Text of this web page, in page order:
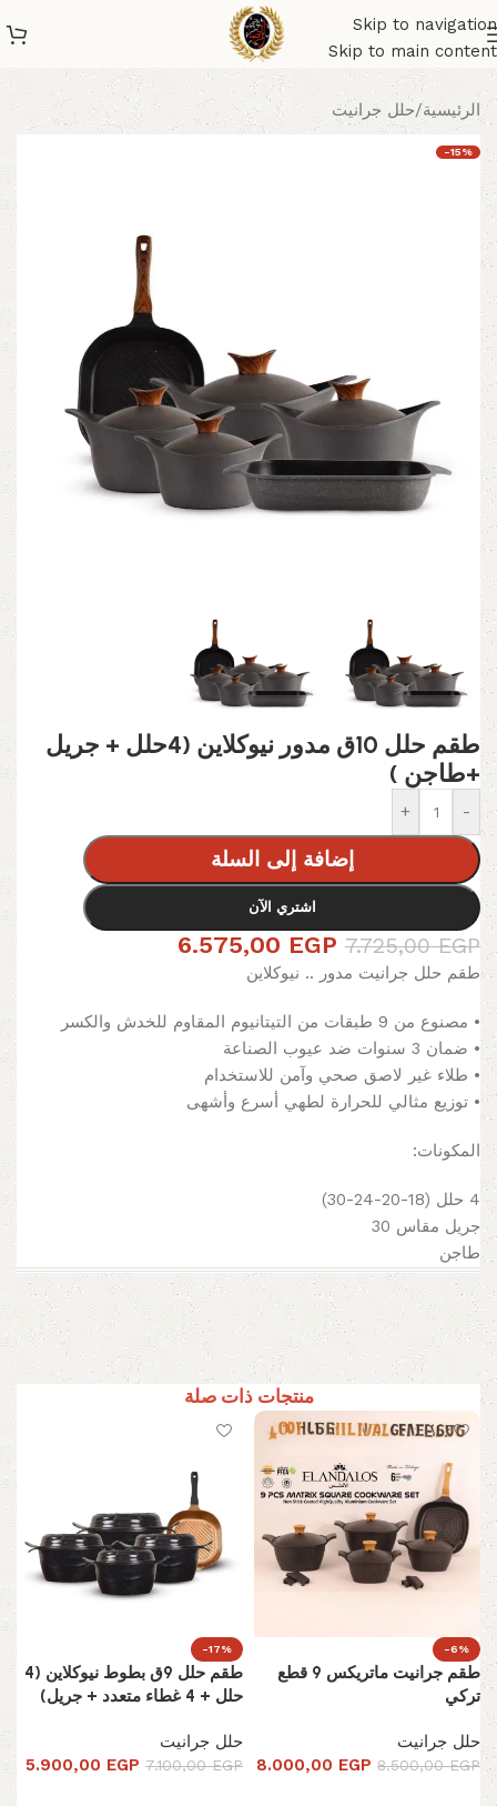
Skip to navigation
Skip to main content
الرئيسية/حلل جرانيت
-15%
طقم حلل 10ق مدور نيوكلاين (4حلل + جريل
+طاجن )
-
+
إضافة إلى السلة
اشتري الآن
7.725,00EGP
6.575,00 EGP
طقم حلل جرانيت مدور .. نيوكلاين
• مصنوع من 9 طبقات من التيتانيوم المقاوم للخدش والكسر
• ضمان 3 سنوات ضد عيوب الصناعة
• طلاء غير لاصق صحي وآمن للاستخدام
• توزيع مثالي للحرارة لطهي أسرع وأشهى
المكونات:
4 حلل (18-20-24-30)
جريل مقاس 30
طاجن
منتجات ذات صلة
-6%
طقم جرانيت ماتريكس 9 قطع
تركي
حلل جرانيت
8.500,00EGP
8.000,00 EGP
-17%
طقم حلل 9ق بطوط نيوكلاين (4
حلل + 4 غطاء متعدد + جريل)
حلل جرانيت
7.100,00EGP
5.900,00 EGP